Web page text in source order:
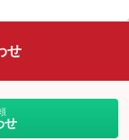
せ
せ